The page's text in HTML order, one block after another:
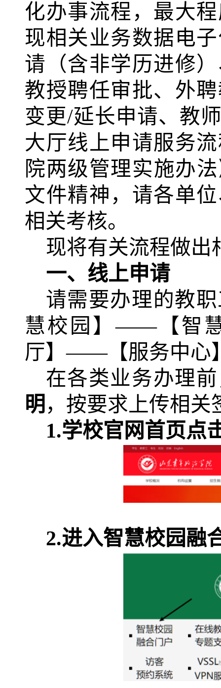
化办事流程，最大
现相关业务数据电
请（含非学历进修
教授聘任审批、外
变更/延长申请、教
大厅线上申请服务
院两级管理实施办
文件精神，请各单
相关考核。
现将有关流程做出
一、线上申请
请需要办理的教
慧校园】——【智
厅】——【服务中心
在各类业务办理
明 ，按要求上传相关
1.学校官网首页点
2.进入智慧校园融